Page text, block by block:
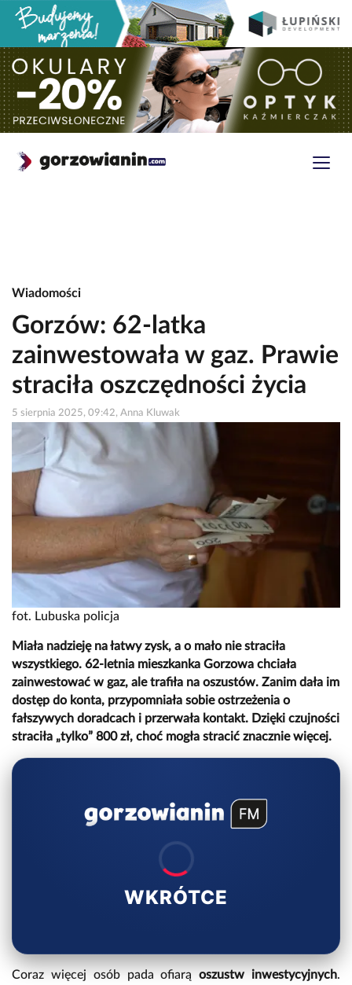
Wiadomości
Gorzów: 62-latka
zainwestowała w gaz. Prawie
straciła oszczędności życia
5 sierpnia 2025, 09:42, Anna Kluwak
fot. Lubuska policja
Miała nadzieję na łatwy zysk, a o mało nie straciła
wszystkiego. 62-letnia mieszkanka Gorzowa chciała
zainwestować w gaz, ale trafiła na oszustów. Zanim dała im
dostęp do konta, przypomniała sobie ostrzeżenia o
fałszywych doradcach i przerwała kontakt. Dzięki czujności
straciła „tylko” 800 zł, choć mogła stracić znacznie więcej.
WKRÓTCE
Coraz więcej osób pada ofiarąoszustw inwestycyjnych.